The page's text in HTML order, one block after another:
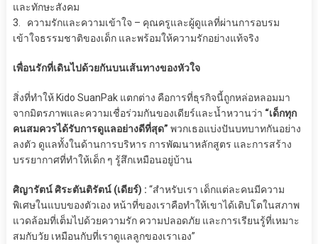
และทักษะสังคม
3. ความรักและความเข้าใจ – คุณครูและผู้ดูแลที่ผ่านการอบรม
เข้าใจธรรมชาติของเด็ก และพร้อมให้ความรักอย่างแท้จริง
เพื่อนรักที่เดินไปด้วยกันบนเส้นทางของหัวใจ
สิ่งที่ทำให้ Kido SuanPak แตกต่าง คือการที่ธุรกิจนี้ถูกหล่อหลอมมา
จากมิตรภาพและความเชื่อร่วมกันของเดียร์และน้ำหวานว่า “เด็กทุก
คนสมควรได้รับการดูแลอย่างดีที่สุด” พวกเธอแบ่งปันบทบาทกันอย่าง
ลงตัว ดูแลทั้งในด้านการบริหาร การพัฒนาหลักสูตร และการสร้าง
บรรยากาศที่ทำให้เด็ก ๆ รู้สึกเหมือนอยู่บ้าน
ศิญารัตน์ ศิระตันติรัตน์ (เดียร์) : “สำหรับเรา เด็กแต่ละคนมีความ
พิเศษในแบบของตัวเอง หน้าที่ของเราคือทำให้เขาได้เติบโตในสภาพ
แวดล้อมที่เต็มไปด้วยความรัก ความปลอดภัย และการเรียนรู้ที่เหมาะ
สมกับวัย เหมือนกับที่เราดูแลลูกของเราเอง”